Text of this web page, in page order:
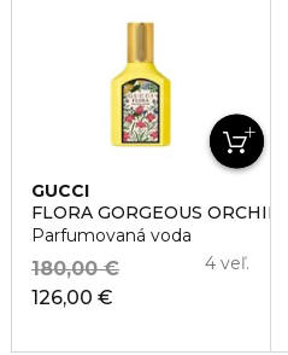
GUCCI
FLORA GORGEOUS ORCHID
Parfumovaná voda
126,00 €
180,00 € 4 veľ.